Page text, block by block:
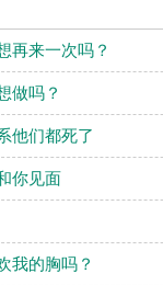
再来一次吗？
做吗？
他们都死了
你见面
我的胸吗？